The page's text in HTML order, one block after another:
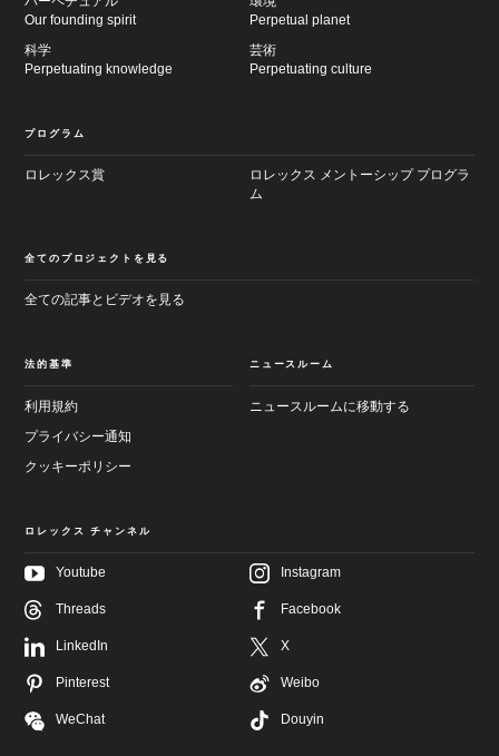
イ
ン
画
面
へ
進
む
フ
ッ
ー
進
Our founding spirit
Perpetual planet
科学
Perpetuating knowledge
芸術
Perpetuating culture
プログラム
ロレックス賞
ロレックス メントーシップ プログラ
ム
全てのプロジェクトを見る
全ての記事とビデオを見る
法的基準
利用規約
プライバシー通知
クッキーポリシー
ニュースルーム
ニュースルームに移動する
ロレックス チャンネル
Youtube Instagram
Threads Facebook
LinkedIn X
Pinterest Weibo
WeChat Douyin